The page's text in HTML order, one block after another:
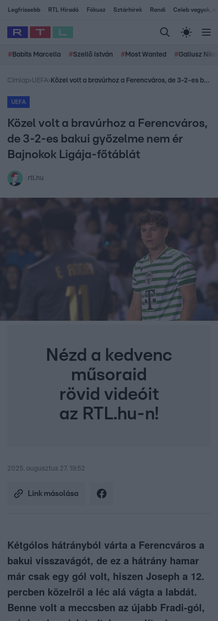
Legfrissebb RTL Híradó Fókusz Sztárhírek Randi Celeb vagyok,
# Babits Marcella #Szellő István # Most Wanted #Gallusz
Címlap›UEFA› Közel volt a bravúrhoz a Ferencváros, de 3-2-es bakui győzelme nem ér Bajnokok Ligája-főtáblát
UEFA
Közel volt a bravúrhoz a Ferencváros,
de 3-2-es bakui győzelme nem ér
Bajnokok Ligája-főtáblát
rtl.hu
Nézd a kedvenc
műsoraid
rövid videóit
az RTL.hu-n!
2025. augusztus 27. 19:52
Link másolása
Kétgólos hátrányból várta a Ferencváros a
bakui visszavágót, de ez a hátrány hamar
már csak egy gól volt, hiszen Joseph a 12.
percben közelről a léc alá vágta a labdát.
Benne volt a meccsben az újabb Fradi-gól,